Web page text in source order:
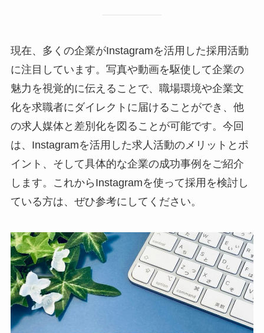
現在、多くの企業がInstagramを活用した採用活動
に注目しています。写真や動画を駆使して企業の
魅力を視覚的に伝えることで、職場環境や企業文
化を求職者にダイレクトに届けることができ、他
の求人媒体と差別化を図ることが可能です。今回
は、Instagramを活用した求人活動のメリットとポ
イント、そして具体的な企業の成功事例をご紹介
します。これからInstagramを使って採用を検討し
ている方は、ぜひ参考にしてください。